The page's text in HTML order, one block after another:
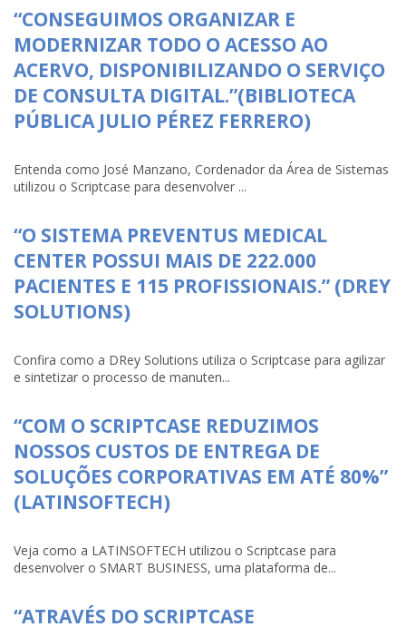
“CONSEGUIMOS ORGANIZAR E
MODERNIZAR TODO O ACESSO AO
ACERVO, DISPONIBILIZANDO O SERVIÇO
DE CONSULTA DIGITAL.”(BIBLIOTECA
PÚBLICA JULIO PÉREZ FERRERO)
Entenda como José Manzano, Cordenador da Área de Sistemas
utilizou o Scriptcase para desenvolver ...
“O SISTEMA PREVENTUS MEDICAL
CENTER POSSUI MAIS DE 222.000
PACIENTES E 115 PROFISSIONAIS.” (DREY
SOLUTIONS)
Confira como a DRey Solutions utiliza o Scriptcase para agilizar
e sintetizar o processo de manuten...
“COM O SCRIPTCASE REDUZIMOS
NOSSOS CUSTOS DE ENTREGA DE
SOLUÇÕES CORPORATIVAS EM ATÉ 80%”
(LATINSOFTECH)
Veja como a LATINSOFTECH utilizou o Scriptcase para
desenvolver o SMART BUSINESS, uma plataforma de...
“ATRAVÉS DO SCRIPTCASE